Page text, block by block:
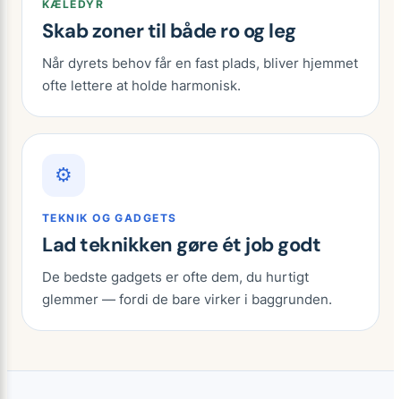
KÆLEDYR
Skab zoner til både ro og leg
Når dyrets behov får en fast plads, bliver hjemmet
ofte lettere at holde harmonisk.
⚙
TEKNIK OG GADGETS
Lad teknikken gøre ét job godt
De bedste gadgets er ofte dem, du hurtigt
glemmer — fordi de bare virker i baggrunden.